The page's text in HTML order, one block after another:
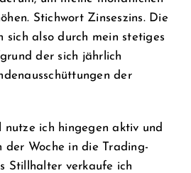
Stichwort Zinseszins. Die
sich also durch mein stetiges
der sich jährlich
der
nutze ich hingegen aktiv und
der Woche in die Trading-
Stillhalter verkaufe ich